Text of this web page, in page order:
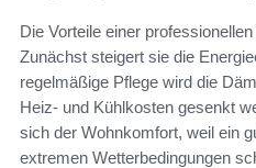
Die Vorteile einer professionellen
Zunächst steigert sie die
regelmäßige Pflege wird die
Heiz- und Kühlkosten gesenkt
sich der Wohnkomfort, weil ein
extremen Wetterbedingungen